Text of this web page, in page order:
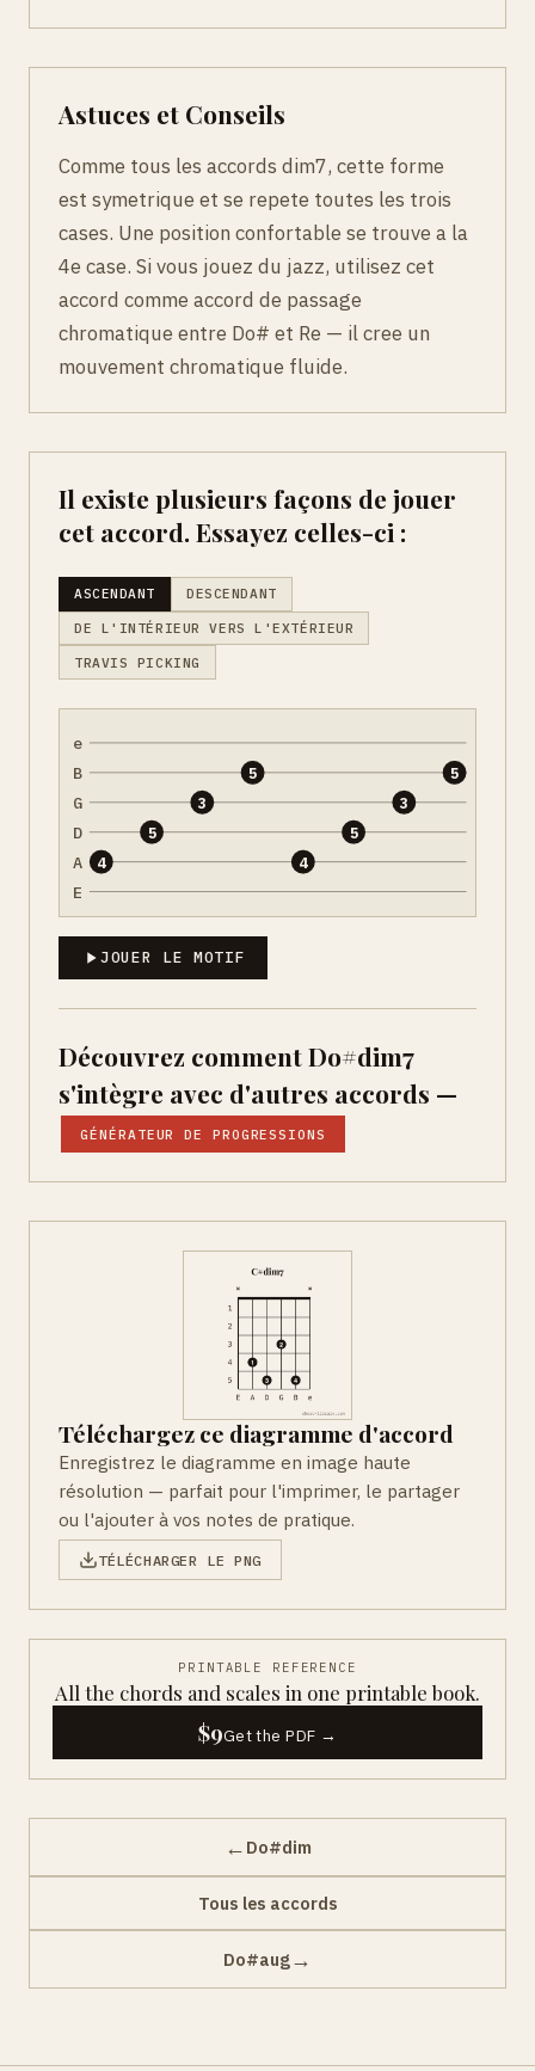
Astuces et Conseils
Comme tous les accords dim7, cette forme
est symetrique et se repete toutes les trois
cases. Une position confortable se trouve a la
4e case. Si vous jouez du jazz, utilisez cet
accord comme accord de passage
chromatique entre Do# et Re — il cree un
mouvement chromatique fluide.
Il existe plusieurs façons de jouer
cet accord. Essayez celles-ci :
ASCENDANT DESCENDANT
DE L'INTÉRIEUR VERS L'EXTÉRIEUR
TRAVIS PICKING
e
B
G
D
A
E
4
5
3
5
4
5
3
5
JOUER LE MOTIF
Découvrez comment Do#dim7
s'intègre avec d'autres accords —
GÉNÉRATEUR DE PROGRESSIONS
Téléchargez ce diagramme d'accord
Enregistrez le diagramme en image haute
résolution — parfait pour l'imprimer, le partager
ou l'ajouter à vos notes de pratique.
TÉLÉCHARGER LE PNG
PRINTABLE REFERENCE
All the chords and scales in one printable book.
$9Get the PDF →
← Do#dim
Tous les accords
Do#aug→